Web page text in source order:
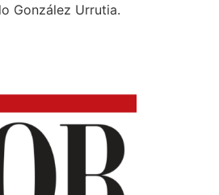
González Urrutia.